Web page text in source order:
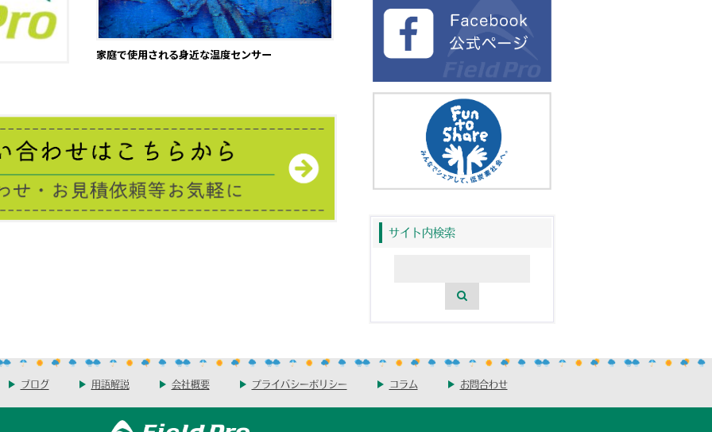
家庭で使用される身近な温度センサー
サイト内検索
ブログ 用語解説 会社概要 プライバシーポリシー コラム お問合わせ